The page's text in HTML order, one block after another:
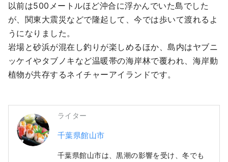
以前は500メートルほど沖合に浮かんでいた島でした
が、関東大震災などで隆起して、今では歩いて渡れるよ
うになりました。
岩場と砂浜が混在し釣りが楽しめるほか、島内はヤブニ
ッケイやタブノキなど温暖帯の海岸林で覆われ、海岸動
植物が共存するネイチャーアイランドです。
ライター
千葉県館山市
千葉県館山市は、黒潮の影響を受け、冬でも